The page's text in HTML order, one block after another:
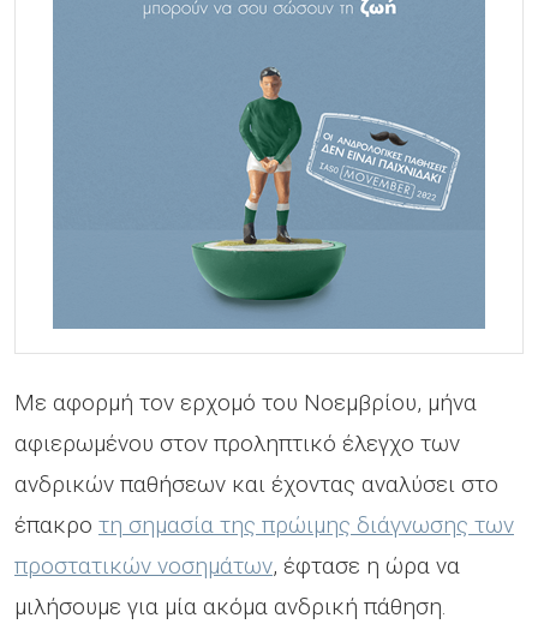
Με αφορμή τον ερχομό του Νοεμβρίου, μήνα
αφιερωμένου στον προληπτικό έλεγχο των
ανδρικών παθήσεων και έχοντας αναλύσει στο
έπακρο τη σημασία της πρώιμης διάγνωσης των
προστατικών νοσημάτων, έφτασε η ώρα να
μιλήσουμε για μία ακόμα ανδρική πάθηση.